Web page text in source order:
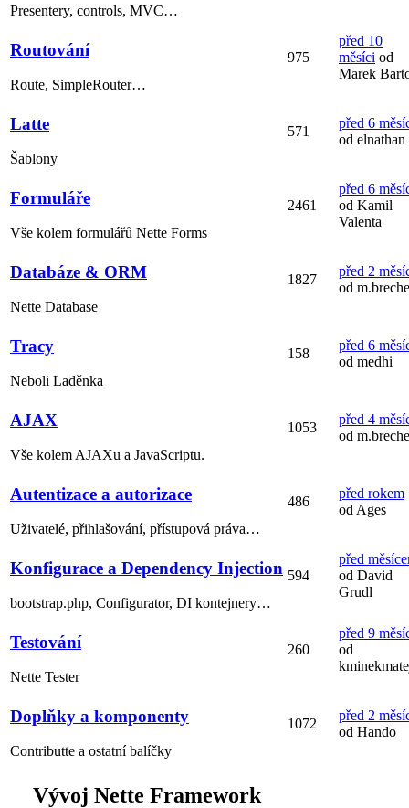
Presentery, controls, MVC…
Routování
Route, SimpleRouter…
975
před 10
měsíci od
Marek
Latte
Šablony
571
před 6
od elnathan
Formuláře
Vše kolem formulářů Nette Forms
2461
před 6
od Kamil
Valenta
Databáze & ORM
Nette Database
1827
před 2
od
Tracy
Neboli Laděnka
158
před 6
od medhi
AJAX
Vše kolem AJAXu a JavaScriptu.
1053
před 4
od
Autentizace a autorizace
Uživatelé, přihlašování, přístupová práva…
486
před rokem
od Ages
Konfigurace a Dependency Injection
bootstrap.php, Configurator, DI kontejnery…
594
před
od David
Grudl
Testování
Nette Tester
260
před 9
od
Doplňky a komponenty
Contributte a ostatní balíčky
1072
před 2
od Hando
Vývoj Nette Framework